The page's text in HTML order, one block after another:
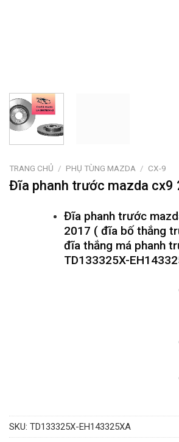
TRANG CHỦ / PHỤ TÙNG MAZDA / CX-9
Đĩa phanh trước mazda cx9
Đĩa phanh trước
2017 ( đĩa bố thắng
đĩa thắng má phanh
TD133325X-
SKU: TD133325X-EH143325XA